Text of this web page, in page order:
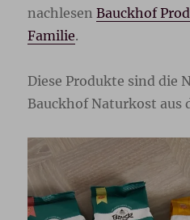
nachlesenBauckhof
Familie.
Diese Produkte sind die
Bauckhof Naturkost aus